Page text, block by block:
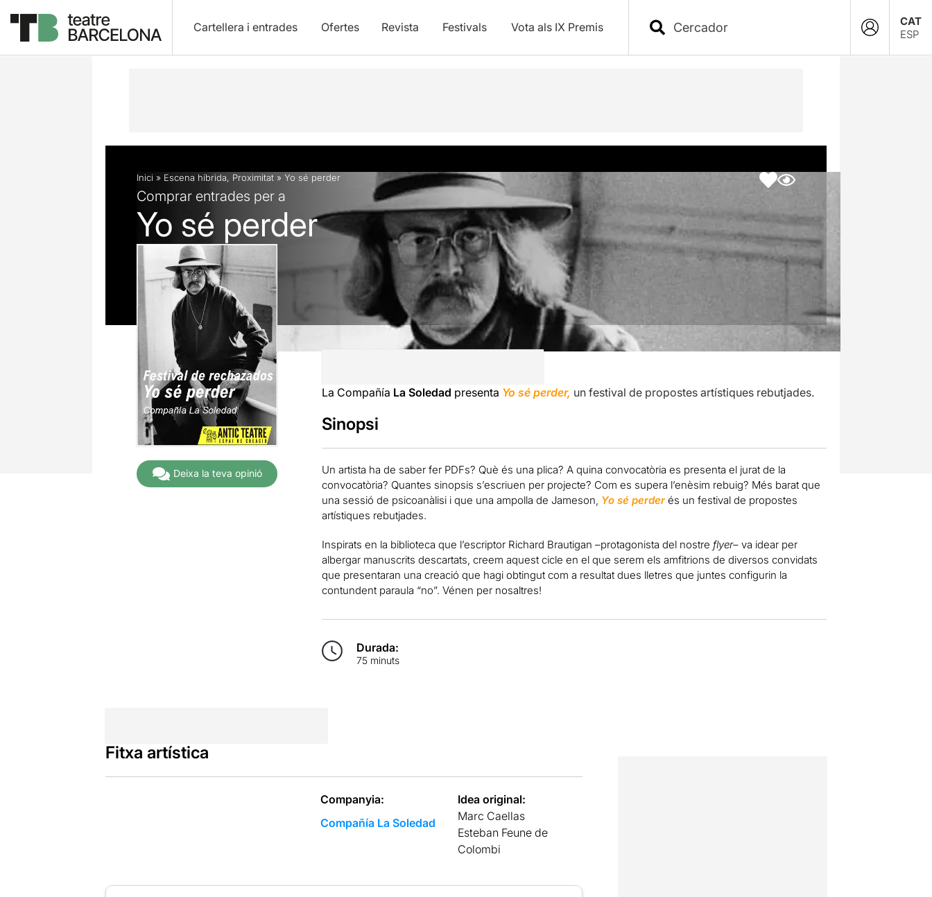
Cartellera i entrades Ofertes Revista Festivals Vota als IX Premis
CAT
ESP
Descripció Fitxa artística
Inici » Escena híbrida, Proximitat » Yo sé perder
Comprar entrades per a
Yo sé perder
Deixa la teva opinió
La Compañía La Soledad presenta Yo sé perder, un festival de propostes artístiques rebutjades.
Sinopsi
Un artista ha de saber fer PDFs? Què és una plica? A quina convocatòria es presenta el jurat de la
convocatòria? Quantes sinopsis s’escriuen per projecte? Com es supera l’enèsim rebuig? Més barat que
una sessió de psicoanàlisi i que una ampolla de Jameson, Yo sé perderés un festival de propostes
artístiques rebutjades.
Inspirats en la biblioteca que l’escriptor Richard Brautigan –protagonista del nostre flyer– va idear per
albergar manuscrits descartats, creem aquest cicle en el que serem els amfitrions de diversos convidats
que presentaran una creació que hagi obtingut com a resultat dues lletres que juntes configurin la
contundent paraula “no”. Vénen per nosaltres!
Durada:
75 minuts
Fitxa artística
Companyia:
Compañía La Soledad
Idea original:
Marc Caellas
Esteban Feune de
Colombi